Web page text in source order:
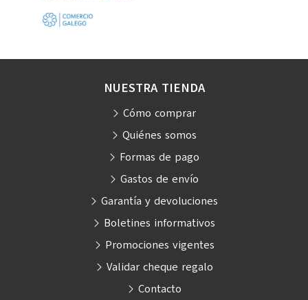
NUESTRA TIENDA
Cómo comprar
Quiénes somos
Formas de pago
Gastos de envío
Garantía y devoluciones
Boletines informativos
Promociones vigentes
Validar cheque regalo
Contacto